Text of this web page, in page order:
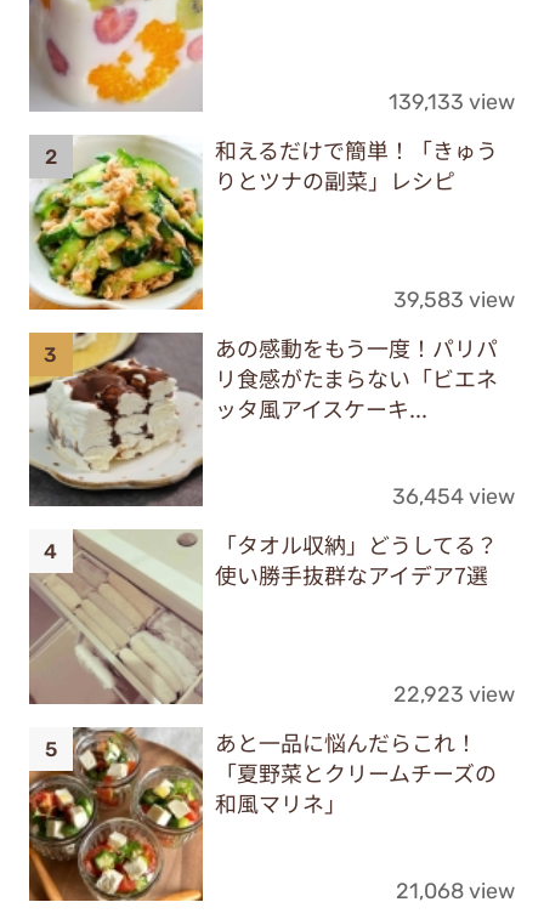
139,133 view
和えるだけで簡単！「きゅう
りとツナの副菜」レシピ
39,583 view
あの感動をもう一度！パリパ
リ食感がたまらない「ビエネ
ッタ風アイスケーキ...
36,454 view
「タオル収納」どうしてる？
使い勝手抜群なアイデア7選
22,923 view
あと一品に悩んだらこれ！
「夏野菜とクリームチーズの
和風マリネ」
21,068 view